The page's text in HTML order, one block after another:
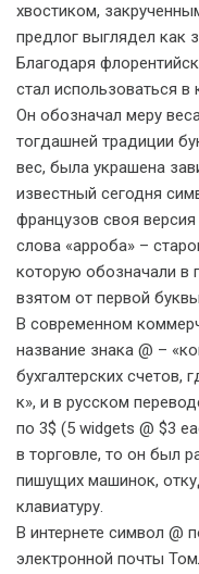
хвостиком,
предлог выглядел как
Благодаря
стал использоваться
Он обозначал меру
тогдашней традиции
вес, была украшена
известный сегодня
французов своя
слова «арроба» –
которую обозначали в
взятом от первой
В современном
название знака @ –
бухгалтерских счетов,
к», и в русском
по 3$ (5 widgets @ $3
в торговле, то он был
пишущих машинок,
клавиатуру.
В интернете символ @
электронной почты